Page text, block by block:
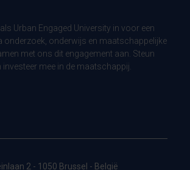
Urban Engaged University in voor een
onderzoek, onderwijs en maatschappelijke
met ons dit engagement aan. Steun
investeer mee in de maatschappij.
2 - 1050 Brussel - België